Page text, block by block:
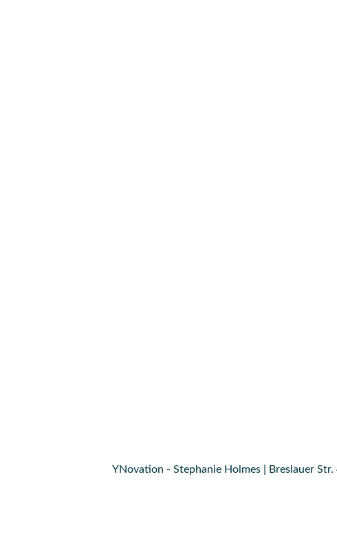
YNovation - Stephanie Holmes | Breslauer Str.